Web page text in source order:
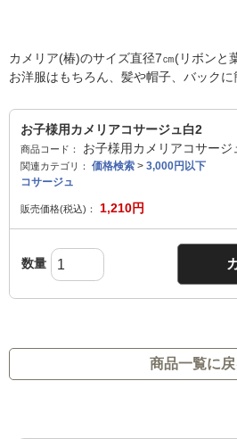
カメリア(椿)のサイズ直径7㎝(リボンと
お洋服はもちろん、髪や帽子、バック
お子様用カメリアコサージュ白2
商品コード： お子様用カメリアコサージ
関連カテゴリ： 価格検索 > 3,000円以下
コサージュ
販売価格(税込)： 1,210円
数量
商品一覧に戻